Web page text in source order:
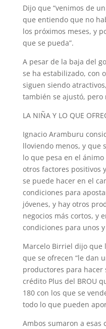
Dijo que “venimos de
que entiendo que no
los próximos meses, y
que se pueda”.
A pesar de la baja del
se ha estabilizado, con
siguen siendo
también se ajustó, pero
LA NIÑA Y LO QUE
Ignacio Aramburu
lloviendo menos, y que
lo que pesa en el
otros factores positivos
se puede hacer en el
condiciones para
jóvenes, y hay otros
negocios más cortos, y
condiciones para unos y
Marcelo Birriel dijo que
que se ofrecen “le dan
productores para hacer
crédito Plus del BROU
180 con los que se
todo lo que pueden
Ambos sumaron a esas